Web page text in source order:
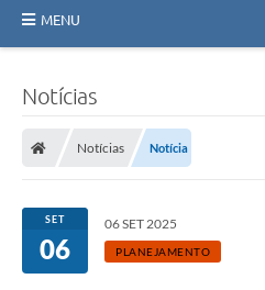
MENU
Licitações / PCA
Transparência
Notícias
Notícias Notícia
SET
06
06 SET 2025
PLANEJAMENTO